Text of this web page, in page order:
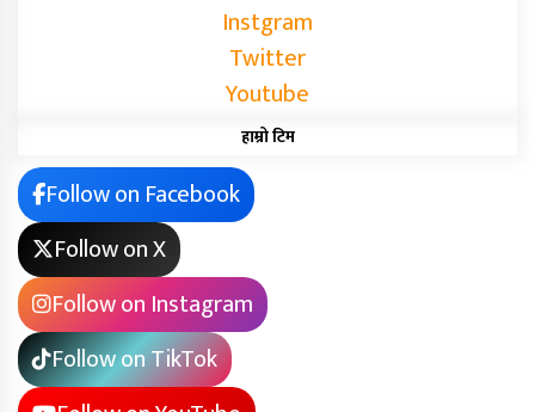
Instgram
Twitter
Youtube
हाम्रो टिम
Follow on Facebook
Follow on X
Follow on Instagram
Follow on TikTok